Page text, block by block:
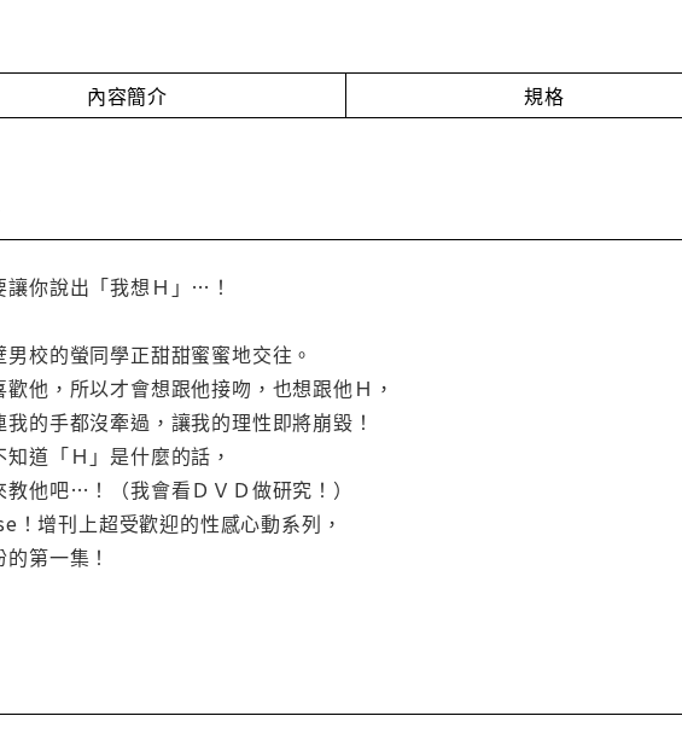
內容簡介 規格
讓你說出「我想Ｈ」…！
男校的螢同學正甜甜蜜蜜地交往。
歡他，所以才會想跟他接吻，也想跟他Ｈ，
我的手都沒牽過，讓我的理性即將崩毀！
道「Ｈ」是什麼的話，
教他吧…！（我會看ＤＶＤ做研究！）
！增刊上超受歡迎的性感心動系列，
第一集！